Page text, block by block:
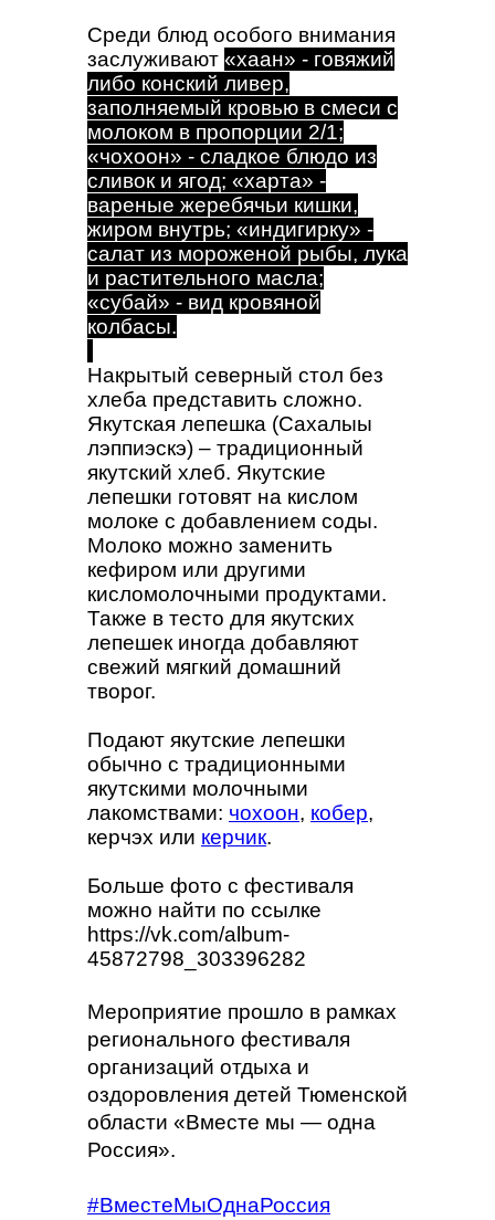
Среди блюд особого внимания
заслуживают «хаан» - говяжий
либо конский ливер,
заполняемый кровью в смеси с
молоком в пропорции 2/1;
«чохоон» - сладкое блюдо из
сливок и ягод; «харта» -
вареные жеребячьи кишки,
жиром внутрь; «индигирку» -
салат из мороженой рыбы, лука
и растительного масла;
«субай» - вид кровяной
колбасы.
Накрытый северный стол без
хлеба представить сложно.
Якутская лепешка (Сахалыы
лэппиэскэ) – традиционный
якутский хлеб. Якутские
лепешки готовят на кислом
молоке с добавлением соды.
Молоко можно заменить
кефиром или другими
кисломолочными продуктами.
Также в тесто для якутских
лепешек иногда добавляют
свежий мягкий домашний
творог.
Подают якутские лепешки
обычно с традиционными
якутскими молочными
лакомствами: чохоон, кобер,
керчэх или керчик.
Больше фото с фестиваля
можно найти по ссылке
https://vk.com/album-
45872798_303396282
Мероприятие прошло в рамках
регионального фестиваля
организаций отдыха и
оздоровления детей Тюменской
области «Вместе мы — одна
Россия».
#ВместеМыОднаРоссия